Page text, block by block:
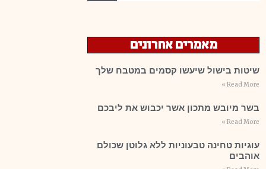
מאמרים אחרונים
שיטות בישול שיעשו קסמים במטבח שלך
Read More »
בשר מיובש מתכון אשר יכבוש את ליבכם
Read More »
עוגיות טחינה טבעוניות ללא גלוטן שכולם
אוהבים